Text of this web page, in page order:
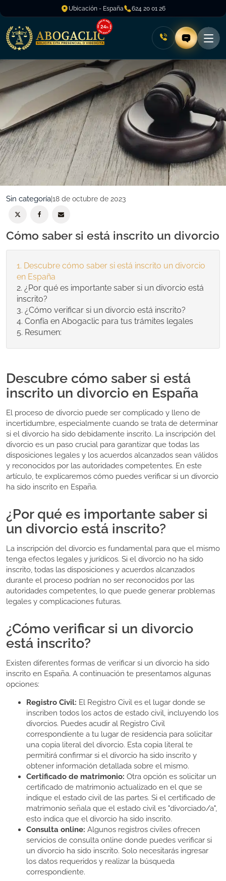
Ubicación - España 624 20 01 26
Sin categoría18 de octubre de 2023
Cómo saber si está inscrito un divorcio
Descubre cómo saber si está inscrito un divorcio
en España
¿Por qué es importante saber si un divorcio está
inscrito?
¿Cómo verificar si un divorcio está inscrito?
Confía en Abogaclic para tus trámites legales
Resumen:
Descubre cómo saber si está
inscrito un divorcio en España
El proceso de divorcio puede ser complicado y lleno de
incertidumbre, especialmente cuando se trata de determinar
si el divorcio ha sido debidamente inscrito. La inscripción del
divorcio es un paso crucial para garantizar que todas las
disposiciones legales y los acuerdos alcanzados sean válidos
y reconocidos por las autoridades competentes. En este
artículo, te explicaremos cómo puedes verificar si un divorcio
ha sido inscrito en España.
¿Por qué es importante saber si
un divorcio está inscrito?
La inscripción del divorcio es fundamental para que el mismo
tenga efectos legales y jurídicos. Si el divorcio no ha sido
inscrito, todas las disposiciones y acuerdos alcanzados
durante el proceso podrían no ser reconocidos por las
autoridades competentes, lo que puede generar problemas
legales y complicaciones futuras.
¿Cómo verificar si un divorcio
está inscrito?
Existen diferentes formas de verificar si un divorcio ha sido
inscrito en España. A continuación te presentamos algunas
opciones:
Registro Civil: El Registro Civil es el lugar donde se
inscriben todos los actos de estado civil, incluyendo los
divorcios. Puedes acudir al Registro Civil
correspondiente a tu lugar de residencia para solicitar
una copia literal del divorcio. Esta copia literal te
permitirá confirmar si el divorcio ha sido inscrito y
obtener información detallada sobre el mismo.
Certificado de matrimonio: Otra opción es solicitar un
certificado de matrimonio actualizado en el que se
indique el estado civil de las partes. Si el certificado de
matrimonio señala que el estado civil es "divorciado/a",
esto indica que el divorcio ha sido inscrito.
Consulta online: Algunos registros civiles ofrecen
servicios de consulta online donde puedes verificar si
un divorcio ha sido inscrito. Solo necesitarás ingresar
los datos requeridos y realizar la búsqueda
correspondiente.